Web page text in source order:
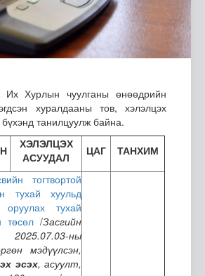
Хурлын чуулганы өнөөдрийн
хуралдааны тов, хэлэлцэх
танилцуулж байна.
ХЭЛЭЛЦЭХ
АСУУДАЛ
ЦАГ ТАНХИМ
тогтвортой
тухай хуульд
оруулах тухай
төсөл /Засгийн
ны
мэдүүлсэн,
эсэх, асуулт,